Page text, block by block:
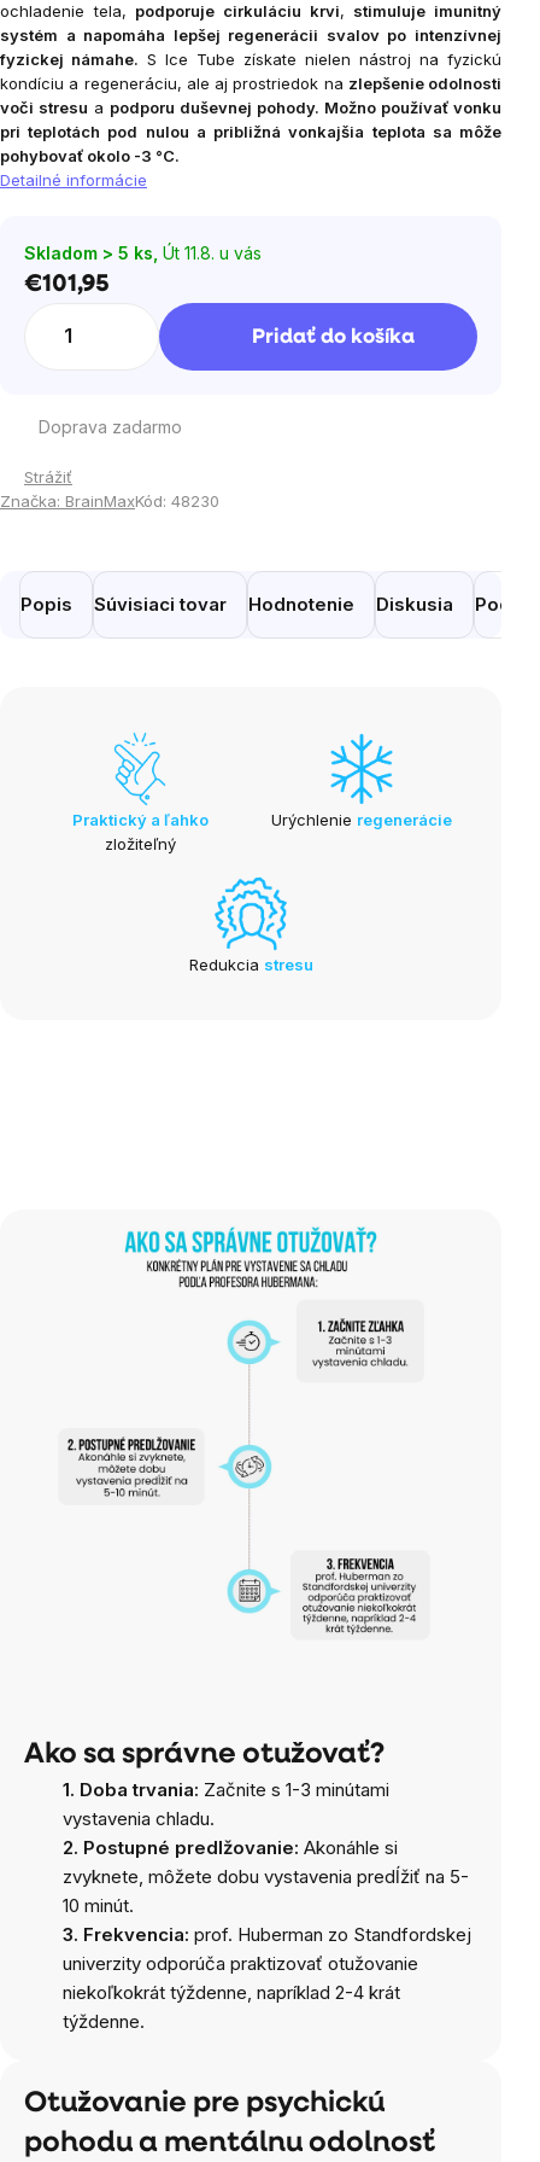
ochladenie tela, podporuje cirkuláciu krvi, stimuluje imunitný
systém a napomáha lepšej regenerácii svalov po intenzívnej
fyzickej námahe. S Ice Tube získate nielen nástroj na fyzickú
kondíciu a regeneráciu, ale aj prostriedok na zlepšenie odolnosti
voči stresu a podporu duševnej pohody. Možno používať vonku
pri teplotách pod nulou a približná vonkajšia teplota sa môže
pohybovať okolo -3 °C.
Detailné informácie
Skladom > 5 ks, Út 11.8. u vás
€101,95Jednotková
Pridať do košíka
Doprava zadarmo
Strážiť
Značka: BrainMaxKód: 48230
Popis Súvisiaci tovar Hodnotenie Diskusia
Praktický a ľahko
zložiteľný
Urýchlenie regenerácie
Redukcia stresu
Ako sa správne otužovať?
1. Doba trvania: Začnite s 1-3 minútami
vystavenia chladu.
2. Postupné predlžovanie: Akonáhle si
zvyknete, môžete dobu vystavenia predĺžiť na 5-
10 minút.
3. Frekvencia: prof. Huberman zo Standfordskej
univerzity odporúča praktizovať otužovanie
niekoľkokrát týždenne, napríklad 2-4 krát
týždenne.
Otužovanie pre psychickú
pohodu a mentálnu odolnosť